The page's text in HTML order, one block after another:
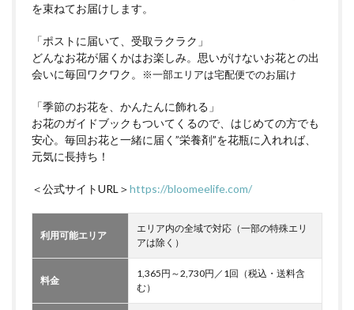
を束ねてお届けします。
「ポストに届いて、受取ラクラク」
どんなお花が届くかはお楽しみ。思いがけないお花との出
会いに毎回ワクワク。
※一部エリアは宅配便でのお届け
「季節のお花を、かんたんに飾れる」
お花のガイドブックもついてくるので、はじめての方でも
安心。毎回お花と一緒に届く”栄養剤”を花瓶に入れれば、
元気に長持ち！
＜公式サイトURL＞https://bloomeelife.com/
利用可能エリア
エリア内の全域で対応（一部の特殊エリ
アは除く）
料金
1,365円～2,730円／1回（税込・送料含
む）